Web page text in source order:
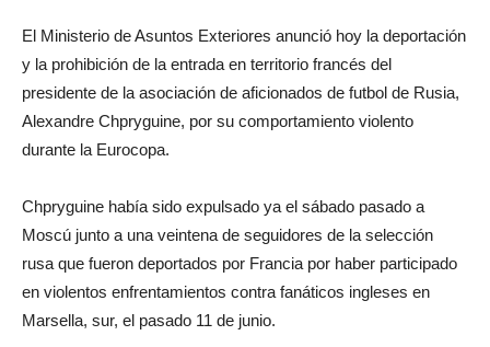
El Ministerio de Asuntos Exteriores anunció hoy la deportación
y la prohibición de la entrada en territorio francés del
presidente de la asociación de aficionados de futbol de Rusia,
Alexandre Chpryguine, por su comportamiento violento
durante la Eurocopa.
Chpryguine había sido expulsado ya el sábado pasado a
Moscú junto a una veintena de seguidores de la selección
rusa que fueron deportados por Francia por haber participado
en violentos enfrentamientos contra fanáticos ingleses en
Marsella, sur, el pasado 11 de junio.